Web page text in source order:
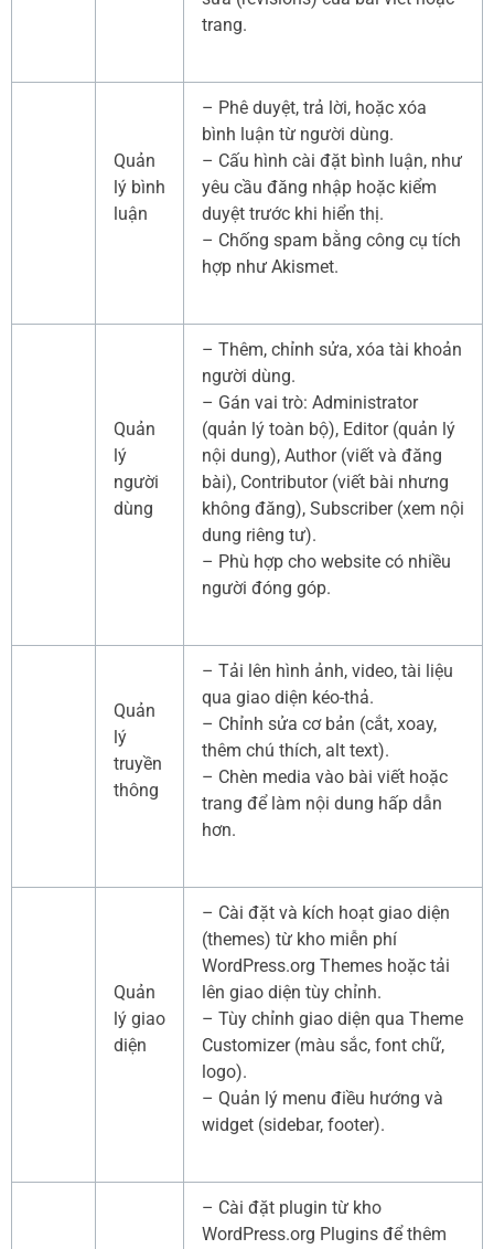
trang.
Quản
lý bình
luận
– Phê duyệt, trả lời, hoặc xóa
bình luận từ người dùng.
– Cấu hình cài đặt bình luận, như
yêu cầu đăng nhập hoặc kiểm
duyệt trước khi hiển thị.
– Chống spam bằng công cụ tích
hợp như Akismet.
Quản
lý
người
dùng
– Thêm, chỉnh sửa, xóa tài khoản
người dùng.
– Gán vai trò: Administrator
(quản lý toàn bộ), Editor (quản lý
nội dung), Author (viết và đăng
bài), Contributor (viết bài nhưng
không đăng), Subscriber (xem nội
dung riêng tư).
– Phù hợp cho website có nhiều
người đóng góp.
Quản
lý
truyền
thông
– Tải lên hình ảnh, video, tài liệu
qua giao diện kéo-thả.
– Chỉnh sửa cơ bản (cắt, xoay,
thêm chú thích, alt text).
– Chèn media vào bài viết hoặc
trang để làm nội dung hấp dẫn
hơn.
Quản
lý giao
diện
– Cài đặt và kích hoạt giao diện
(themes) từ kho miễn phí
WordPress.org Themes hoặc tải
lên giao diện tùy chỉnh.
– Tùy chỉnh giao diện qua Theme
Customizer (màu sắc, font chữ,
logo).
– Quản lý menu điều hướng và
widget (sidebar, footer).
– Cài đặt plugin từ kho
WordPress.org Plugins để thêm